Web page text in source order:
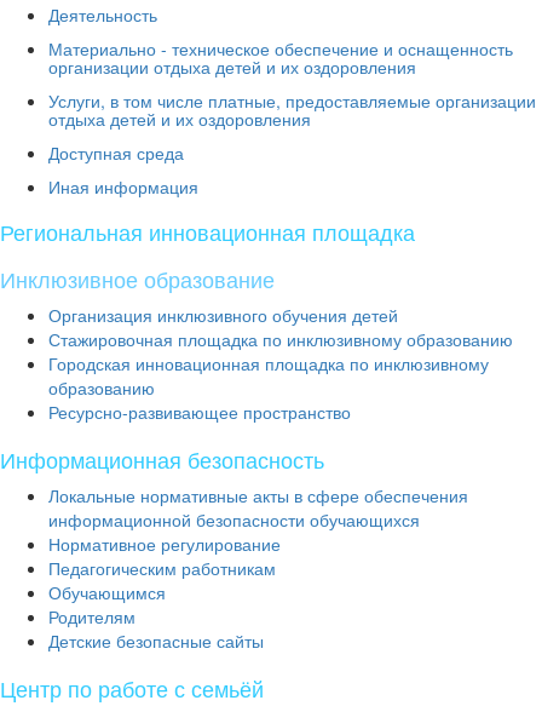
Деятельность
Материально - техническое обеспечение и оснащенность
организации отдыха детей и их оздоровления
Услуги, в том числе платные, предоставляемые организации
отдыха детей и их оздоровления
Доступная среда
Иная информация
Региональная инновационная площадка
Инклюзивное образование
Организация инклюзивного обучения детей
Стажировочная площадка по инклюзивному образованию
Городская инновационная площадка по инклюзивному
образованию
Ресурсно-развивающее пространство
Информационная безопасность
Локальные нормативные акты в сфере обеспечения
информационной безопасности обучающихся
Нормативное регулирование
Педагогическим работникам
Обучающимся
Родителям
Детские безопасные сайты
Центр по работе с семьёй